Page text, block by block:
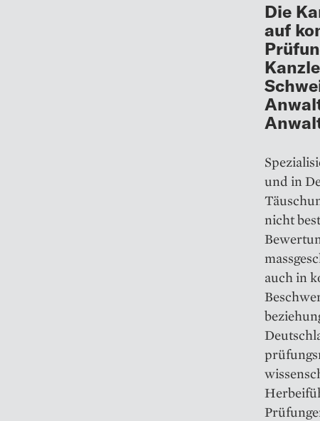
Die
auf
und in
nicht
auch in